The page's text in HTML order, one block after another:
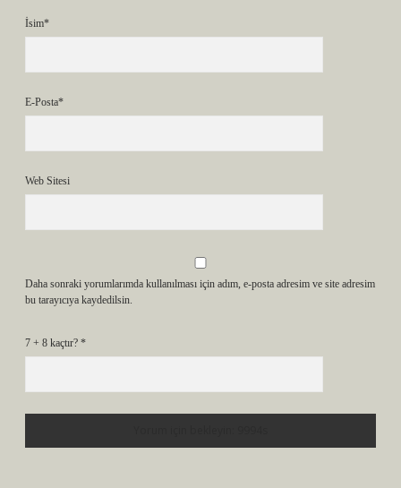
İsim*
E-Posta*
Web Sitesi
Daha sonraki yorumlarımda kullanılması için adım, e-posta adresim ve site adresim
bu tarayıcıya kaydedilsin.
7 + 8 kaçtır? *